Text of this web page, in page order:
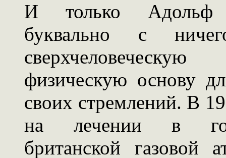
И только Адольф
буквально с
физическую основу
своих стремлений. В
на лечении в
британской газовой